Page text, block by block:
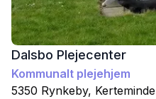
Dalsbo Plejecenter
Kommunalt plejehjem
5350 Rynkeby, Kerteminde